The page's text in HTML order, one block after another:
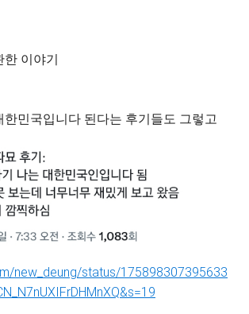
한 이야기
한민국입니다 된다는 후기들도 그렇고
new_deung/status/175898307395633